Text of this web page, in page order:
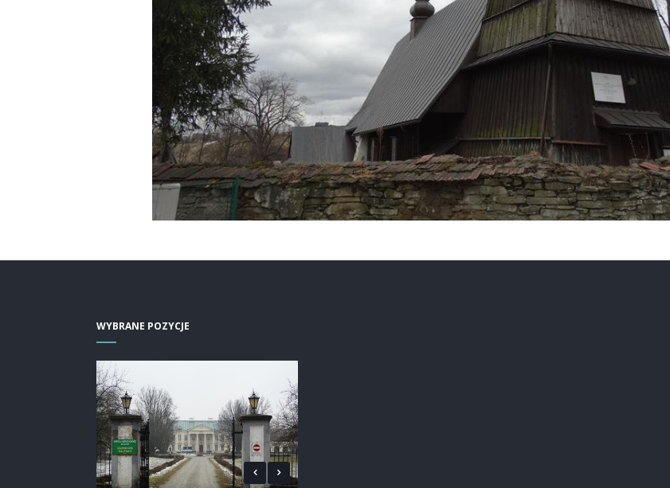
WYBRANE POZYCJE